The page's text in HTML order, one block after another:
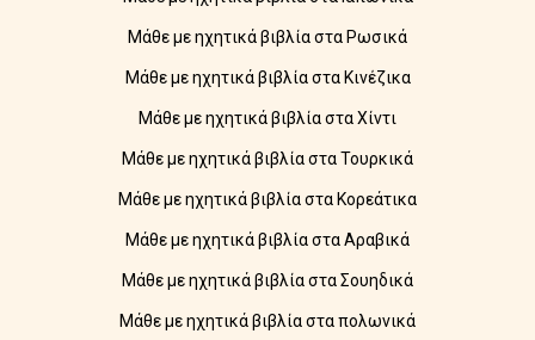
Μάθε με ηχητικά βιβλία στα Ρωσικά
Μάθε με ηχητικά βιβλία στα Κινέζικα
Μάθε με ηχητικά βιβλία στα Χίντι
Μάθε με ηχητικά βιβλία στα Τουρκικά
Μάθε με ηχητικά βιβλία στα Κορεάτικα
Μάθε με ηχητικά βιβλία στα Αραβικά
Μάθε με ηχητικά βιβλία στα Σουηδικά
Μάθε με ηχητικά βιβλία στα πολωνικά